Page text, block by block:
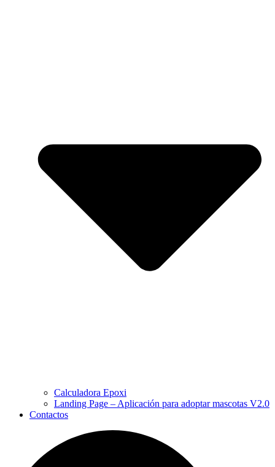
Calculadora Epoxi
Landing Page – Aplicación para adoptar mascotas V2.0
Contactos